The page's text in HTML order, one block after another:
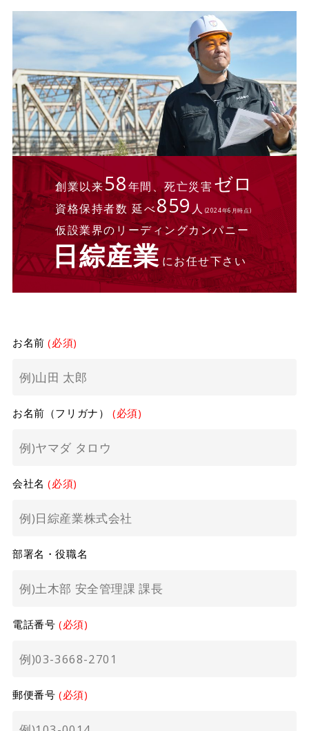
創業以来58年間、死亡災害ゼロ
資格保持者数 延べ859人 (2024年6月時点)
仮設業界のリーディングカンパニー
日綜産業にお任せ下さい
お名前(必須)
お名前（フリガナ） (必須)
会社名(必須)
部署名・役職名
電話番号 (必須)
郵便番号 (必須)